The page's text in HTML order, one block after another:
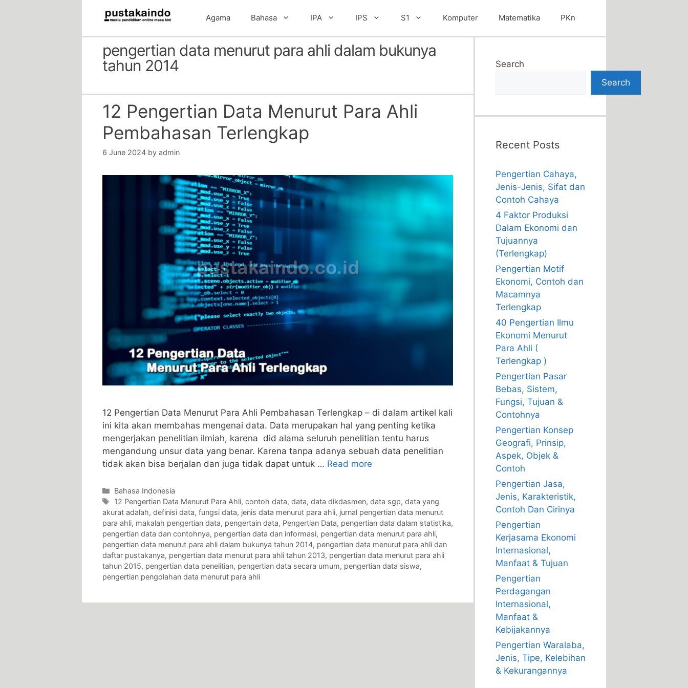
Agama Bahasa IPA IPS S1 Komputer Matematika PKn
pengertian data menurut para ahli dalam bukunya
tahun 2014
12 Pengertian Data Menurut Para Ahli
Pembahasan Terlengkap
6 June 2024 by admin
12 Pengertian Data Menurut Para Ahli Pembahasan Terlengkap – di dalam artikel kali
ini kita akan membahas mengenai data. Data merupakan hal yang penting ketika
mengerjakan penelitian ilmiah, karena did alama seluruh penelitian tentu harus
mengandung unsur data yang benar. Karena tanpa adanya sebuah data penelitian
tidak akan bisa berjalan dan juga tidak dapat untuk … Read more
Categories
Bahasa Indonesia
Tags
12 Pengertian Data Menurut Para Ahli,contoh data,data,data dikdasmen,data sgp,data yang
akurat adalah, definisi data, fungsi data, jenis data menurut para ahli, jurnal pengertian data menurut
para ahli, makalah pengertian data, pengertain data, Pengertian Data, pengertian data dalam statistika,
pengertian data dan contohnya, pengertian data dan informasi, pengertian data menurut para ahli,
pengertian data menurut para ahli dalam bukunya tahun 2014, pengertian data menurut para ahli dan
daftar pustakanya, pengertian data menurut para ahli tahun 2013, pengertian data menurut para ahli
tahun 2015, pengertian data penelitian, pengertian data secara umum, pengertian data siswa,
pengertian pengolahan data menurut para ahli
Search
Search
Recent Posts
Pengertian Cahaya,
Jenis-Jenis, Sifat dan
Contoh Cahaya
4 Faktor Produksi
Dalam Ekonomi dan
Tujuannya
(Terlengkap)
Pengertian Motif
Ekonomi, Contoh dan
Macamnya
Terlengkap
40 Pengertian Ilmu
Ekonomi Menurut
Para Ahli (
Terlengkap )
Pengertian Pasar
Bebas, Sistem,
Fungsi, Tujuan &
Contohnya
Pengertian Konsep
Geografi, Prinsip,
Aspek, Objek &
Contoh
Pengertian Jasa,
Jenis, Karakteristik,
Contoh Dan Cirinya
Pengertian
Kerjasama Ekonomi
Internasional,
Manfaat & Tujuan
Pengertian
Perdagangan
Internasional,
Manfaat &
Kebijakannya
Pengertian Waralaba,
Jenis, Tipe, Kelebihan
& Kekurangannya